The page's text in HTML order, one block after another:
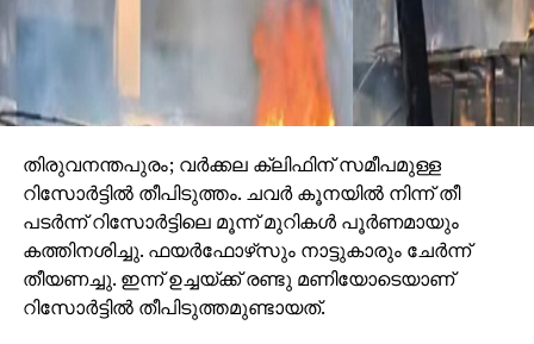
തിരുവനന്തപുരം; വര്‍ക്കല ക്ലിഫിന് സമീപമുള്ള
റിസോര്‍ട്ടില്‍ തീപിടുത്തം. ചവര്‍ കൂനയില്‍ നിന്ന് തീ
പടര്‍ന്ന് റിസോര്‍ട്ടിലെ മൂന്ന് മുറികള്‍ പൂര്‍ണമായും
കത്തിനശിച്ചു. ഫയര്‍ഫോഴ്‌സും നാട്ടുകാരും ചേര്‍ന്ന്
തീയണച്ചു. ഇന്ന് ഉച്ചയ്ക്ക് രണ്ടു മണിയോടെയാണ്
റിസോര്‍ട്ടില്‍ തീപിടുത്തമുണ്ടായത്.